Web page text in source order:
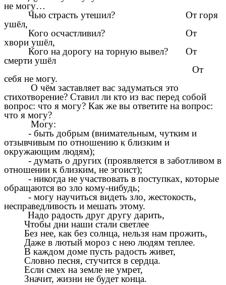
не могу…
Чью страсть утешил? От горя
ушёл,
Кого осчастливил? От
хвори ушёл,
Кого на дорогу на торную вывел? От
смерти ушёл
От
себя не могу.
О чём заставляет вас задуматься это
стихотворение? Ставил ли кто из вас перед собой
вопрос: что я могу? Как же вы ответите на вопрос:
что я могу?
Могу:
- быть добрым (внимательным, чутким и
отзывчивым по отношению к близким и
окружающим людям);
- думать о других (проявляется в заботливом в
отношении к близким, не эгоист);
- никогда не участвовать в поступках, которые
обращаются во зло кому-нибудь;
- могу научиться видеть зло, жестокость,
несправедливость и мешать этому.
Надо радость друг другу дарить,
Чтобы дни наши стали светлее
Без нее, как без солнца, нельзя нам прожить,
Даже в лютый мороз с нею людям теплее.
В каждом доме пусть радость живет,
Словно песня, стучится в сердца.
Если смех на земле не умрет,
Значит, жизни не будет конца.